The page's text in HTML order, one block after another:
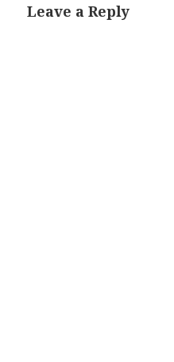
Leave a Reply